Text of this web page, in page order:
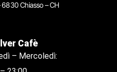
6830 Chiasso – CH
Cafè
– Mercoledì: